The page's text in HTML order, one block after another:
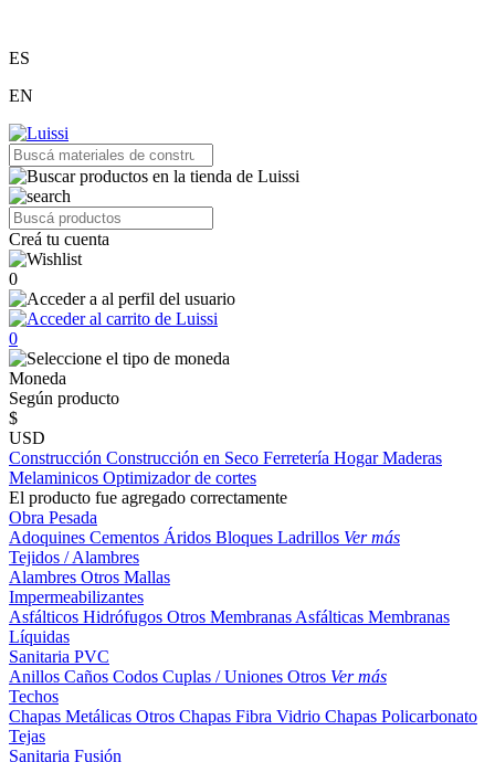
ES
EN
Creá tu cuenta
0
0
Moneda
Según producto
$
USD
Construcción Construcción en Seco Ferretería HogarMaderas
Melaminicos Optimizador de cortes
El producto fue agregado correctamente
Obra Pesada
Adoquines Cementos Áridos Bloques Ladrillos Ver más
Tejidos / Alambres
Alambres Otros Mallas
Impermeabilizantes
Asfálticos Hidrófugos Otros Membranas Asfálticas Membranas
Líquidas
Sanitaria PVC
Anillos Caños Codos Cuplas / Uniones Otros Ver más
Techos
Chapas Metálicas Otros Chapas Fibra Vidrio Chapas Policarbonato
Tejas
Sanitaria Fusión